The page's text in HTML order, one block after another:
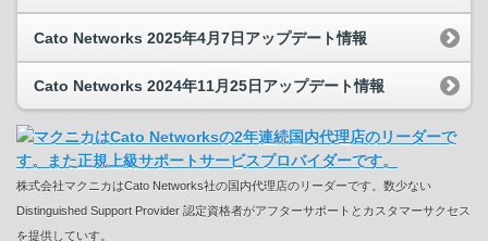
Cato Networks 2025年4月7日アップデート情報
Cato Networks 2024年11月25日アップデート情報
株式会社マクニカはCato Networks社の国内代理店のリーダーです。数少ない
Distinguished Support Provider 認定資格者がアフターサポートとカスタマーサクセス
を提供していす。